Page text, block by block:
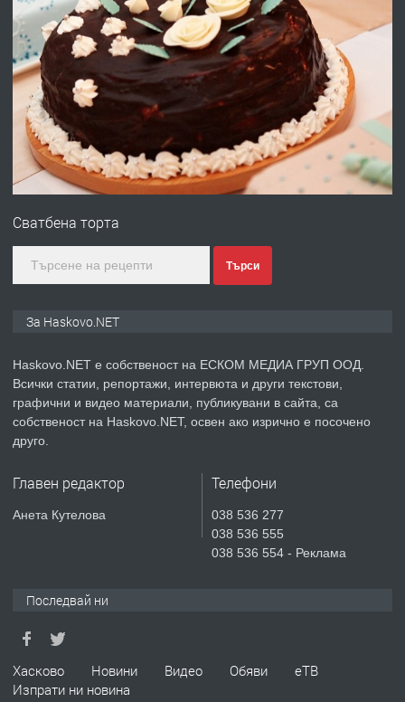
преди 1 ден
ПРЕДЛАГА
ПРОСТОРЕН ТРИСТАЕН
АПАРТАМЕНТ В НОВА СГРАДА КВ.
КУБА
преди 2 дни
ПРЕДЛАГА
Продавам парцел в гр. Хасково кв.
преди 2 дни
ПРЕДЛАГА
№4119 Едностаен обзаведен
Къртене на бетон! Събаряне на
ПРЕДЛАГА Апартамент за продажба
Сватбена торта
Търси
За Haskovo.NET
Haskovo.NET е собственост на ЕСКОМ МЕДИА ГРУП ООД.
Всички статии, репортажи, интервюта и други текстови,
графични и видео материали, публикувани в сайта, са
собственост на Haskovo.NET, освен ако изрично е посочено
друго.
Главен редактор
Анета Кутелова
Телефони
038 536 277
038 536 555
038 536 554 - Реклама
Последвай ни
Хасково Новини Видео Обяви
еТВ
Изпрати ни новина